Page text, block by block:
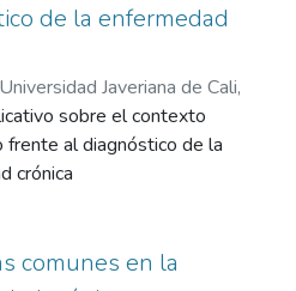
de la enfermedad
Javeriana de Cali,
Sánchez, Diego Emiro
sobre el contexto
frente al diagnóstico de la
crónica
comunes en la